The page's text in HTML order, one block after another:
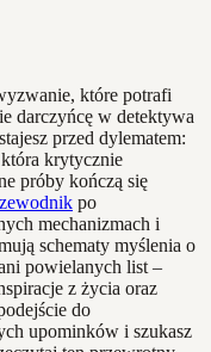
które potrafi
darczyńcę w detektywa
przed dylematem:
krytycznie
próby kończą się
po
mechanizmach i
schematy myślenia o
powielanych list –
z życia oraz
do
upominków i szukasz